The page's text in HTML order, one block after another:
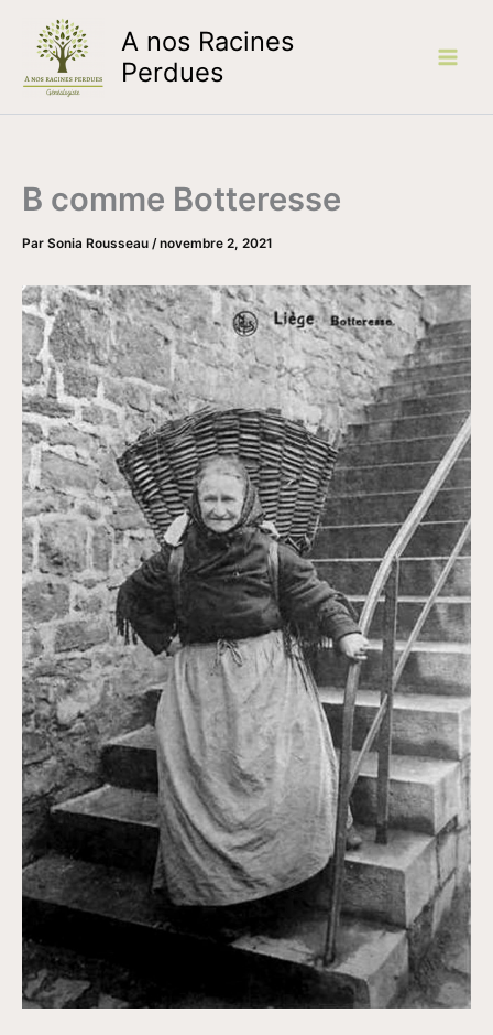
contenu
A nos Racines
Perdues
B comme Botteresse
Par Sonia Rousseau /novembre 2, 2021